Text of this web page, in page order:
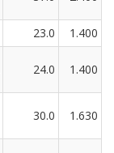
23.0
1.400
24.0 1.400
30.0 1.630